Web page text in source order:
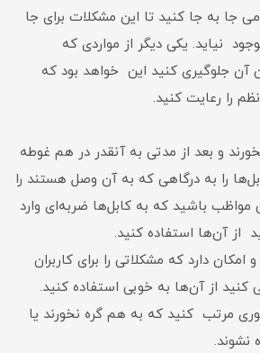
جا به جا کنید تا این مشکلات برای جا
نیاید. یکی دیگر از مواردی که
آن جلوگیری کنید این خواهد بود که
را رعایت کنید.
و بعد از مدتی به آنقدر در هم غوطه
را به درگاهی که به آن وصل هستند را
باشید که به کابل‌ها ضربه‌ای وارد
از آن‌ها استفاده کنید.
دارد که مشکلاتی را برای کاربران
از آن‌ها به خوبی استفاده کنید.
مرتب کنید که به هم گره نخورند یا
نشوند.